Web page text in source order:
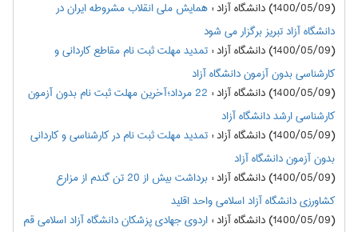
(1400/05/09) دانشگاه آزاد :همایش ملی انقلاب مشروطه ایران در
دانشگاه آزاد تبریز برگزار می شود
(1400/05/09) دانشگاه آزاد
:تمدید مهلت ثبت نام مقاطع کاردانی و
کارشناسی بدون آزمون دانشگاه آزاد
(1400/05/09) دانشگاه آزاد
:
22 مرداد؛آخرین مهلت ثبت نام بدون آزمون
کارشناسی ارشد دانشگاه آزاد
(1400/05/09) دانشگاه آزاد
:تمدید مهلت ثبت نام در کارشناسی و کاردانی
بدون آزمون دانشگاه آزاد
(1400/05/09) دانشگاه آزاد
:
برداشت بیش از 20 تن گندم از مزارع
کشاورزی دانشگاه آزاد اسلامی واحد اقلید
(1400/05/09) دانشگاه آزاد
:اردوی جهادی پزشکان دانشگاه آزاد اسلامی قم